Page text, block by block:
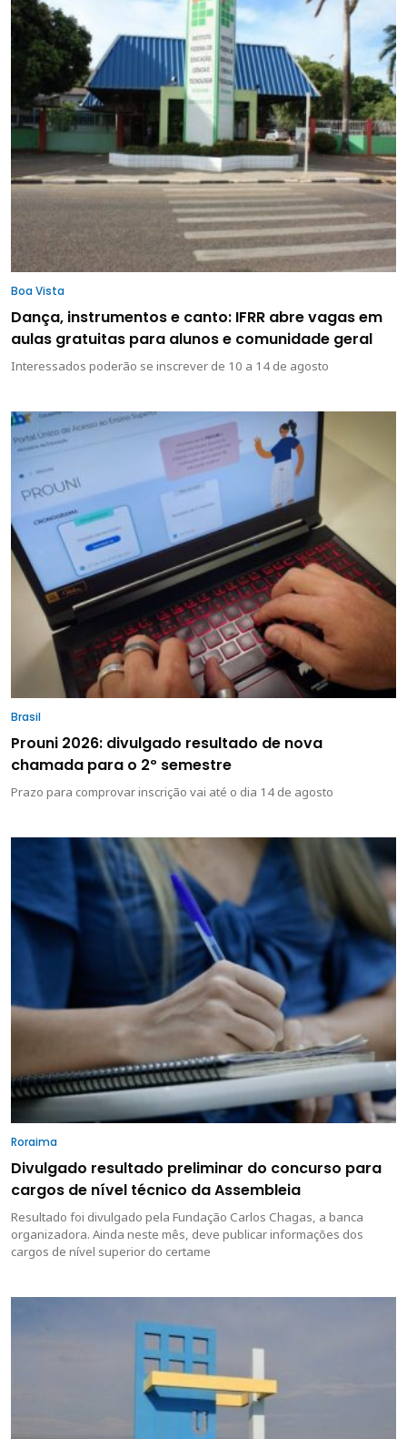
Boa Vista
Dança, instrumentos e canto: IFRR abre vagas em
aulas gratuitas para alunos e comunidade geral
Interessados poderão se inscrever de 10 a 14 de agosto
Brasil
Prouni 2026: divulgado resultado de nova
chamada para o 2º semestre
Prazo para comprovar inscrição vai até o dia 14 de agosto
Roraima
Divulgado resultado preliminar do concurso para
cargos de nível técnico da Assembleia
Resultado foi divulgado pela Fundação Carlos Chagas, a banca
organizadora. Ainda neste mês, deve publicar informações dos
cargos de nível superior do certame